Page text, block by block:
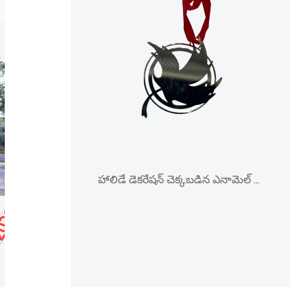
హాలిడే డెకరేషన్ చెక్కబడిన ఎనామెల్ క్రిస్మస్ ఆభరణం